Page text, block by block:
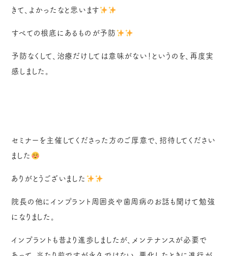
きて、よかったなと思います
すべての根底にあるものが予防
予防なくして、治療だけしては意味がない！というのを、再度実
感しました。
セミナーを主催してくださった方のご厚意で、招待してください
ました
ありがとうございました
院長の他にインプラント周囲炎や歯周病のお話も聞けて勉強
になりました。
インプラントも昔より進歩しましたが、メンテナンスが必要で